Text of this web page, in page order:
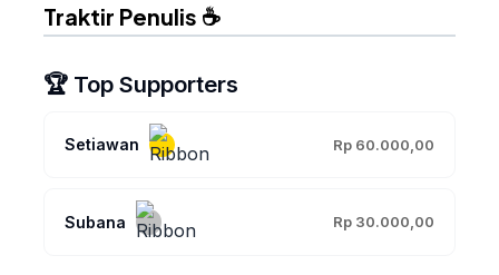
Traktir Penulis ☕
🏆 Top Supporters
Setiawan Rp 60.000,00
Subana Rp 30.000,00